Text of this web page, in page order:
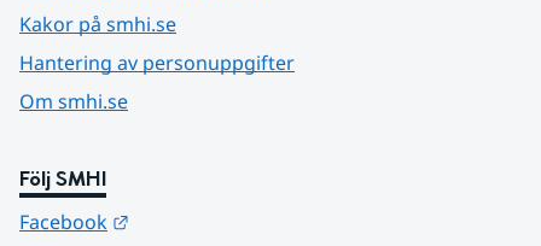
Kakor på smhi.se
Hantering av personuppgifter
Om smhi.se
Följ SMHI
Facebook